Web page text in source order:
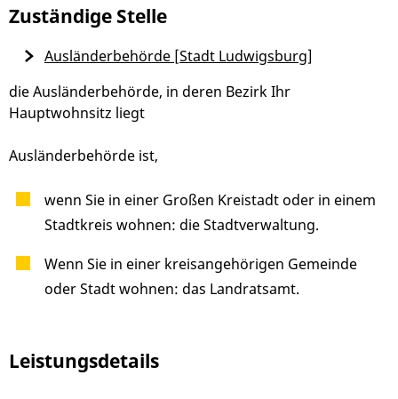
Zuständige Stelle
die Ausländerbehörde, in deren Bezirk Ihr
Hauptwohnsitz liegt
Ausländerbehörde ist,
wenn Sie in einer Großen Kreistadt oder in einem
Stadtkreis wohnen: die Stadtverwaltung.
Wenn Sie in einer kreisangehörigen Gemeinde
oder Stadt wohnen: das Landratsamt.
Ausländerbehörde [Stadt Ludwigsburg]
Leistungsdetails